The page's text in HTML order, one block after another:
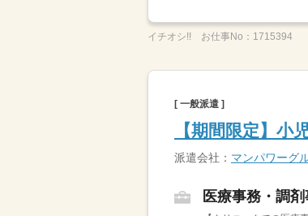
イチオシ!! お仕事No： 1715394
[ 一般派遣 ]
【期間限定】小
派遣会社： マンパワーグ
医療事務・調